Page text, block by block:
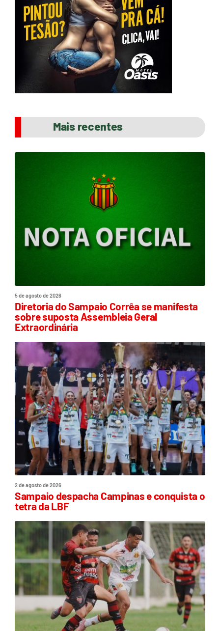
Mais recentes
5 de agosto de 2026
Diretoria do Sampaio Corrêa se manifesta
sobre suposta Assembleia Geral
Extraordinária
2 de agosto de 2026
Sampaio despacha Campinas e conquista o
tetra da LBF